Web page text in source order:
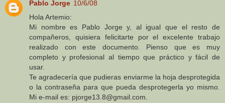
Pablo Jorge 10/6/08
Hola Artemio:
Mi nombre es Pablo Jorge y, al igual que el resto de
compañeros, quisiera felicitarte por el excelente trabajo
realizado con este documento. Pienso que es muy
completo y profesional al tiempo que práctico y fácil de
usar.
Te agradecería que pudieras enviarme la hoja desprotegida
o la contraseña para que pueda desprotegerla yo mismo.
Mi e-mail es: pjorge13.8@gmail.com.